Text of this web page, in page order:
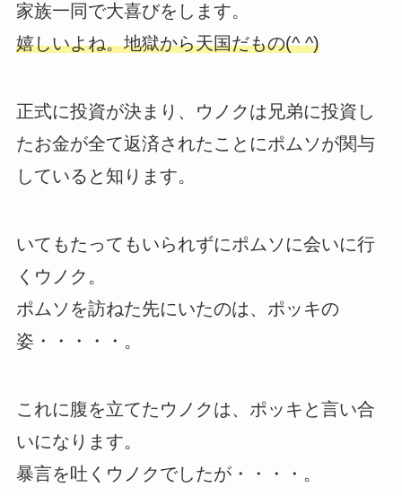
家族一同で大喜びをします。
嬉しいよね。地獄から天国だもの(^ ^)
正式に投資が決まり、ウノクは兄弟に投資し
たお金が全て返済されたことにポムソが関与
していると知ります。
いてもたってもいられずにポムソに会いに行
くウノク。
ポムソを訪ねた先にいたのは、ポッキの
姿・・・・・。
これに腹を立てたウノクは、ポッキと言い合
いになります。
暴言を吐くウノクでしたが・・・・。